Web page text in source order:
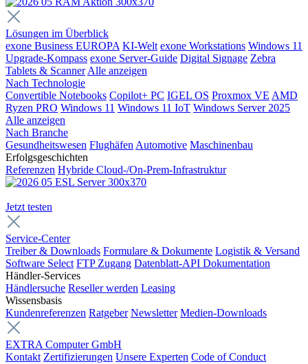
Lösungen im Überblick
exone Business EUROPA KI-Welt exone Workstations Windows 11
Upgrade-Kompass exone Server-Guide Digital Signage Zebra
Tablets & Scanner Alle anzeigen
Nach Technologie
Convertible Notebooks Copilot+ PC IGEL OS Proxmox VE AMD
Ryzen PRO Windows 11 Windows 11 IoT Windows Server 2025
Alle anzeigen
Nach Branche
Gesundheitswesen Flughäfen Automotive Maschinenbau
Erfolgsgeschichten
Referenzen Hybride Cloud-/On-Prem-Infrastruktur
Jetzt testen
Service-Center
Treiber & Downloads Formulare & Dokumente Logistik & Versand
Software Select FTP Zugang Datenblatt-API Dokumentation
Händler-Services
Händlersuche Reseller werden Leasing
Wissensbasis
Kundenreferenzen Ratgeber Newsletter Medien-Downloads
EXTRA Computer GmbH
Kontakt Zertifizierungen Unsere Experten Code of Conduct